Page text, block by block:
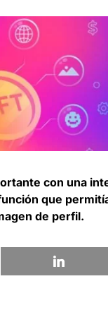
con una
que
de perfil.